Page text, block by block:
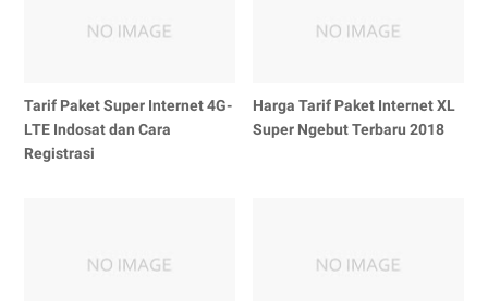
Tarif Paket Super Internet 4G-
LTE Indosat dan Cara
Registrasi
Harga Tarif Paket Internet XL
Super Ngebut Terbaru 2018